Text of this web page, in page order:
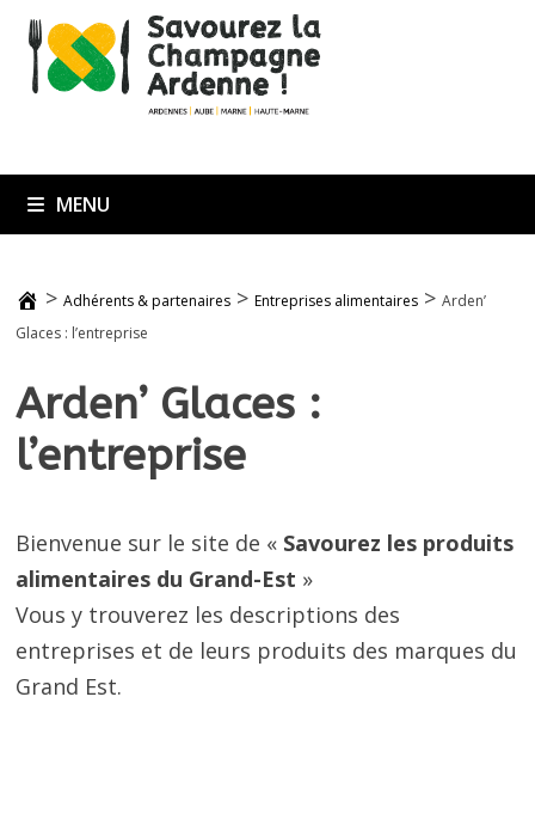
Passer
contenu
MENU
>Adhérents & partenaires >Entreprises alimentaires >Arden’
Glaces : l’entreprise
Arden’ Glaces :
l’entreprise
Bienvenue sur le site de « Savourez les produits
alimentaires du Grand-Est »
Vous y trouverez les descriptions des
entreprises et de leurs produits des marques du
Grand Est.